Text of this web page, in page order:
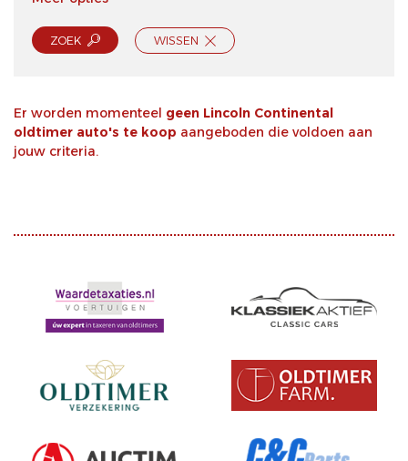
ZOEK WISSEN
Er worden momenteel geen Lincoln Continental
oldtimer auto's te koop aangeboden die voldoen aan
jouw criteria.